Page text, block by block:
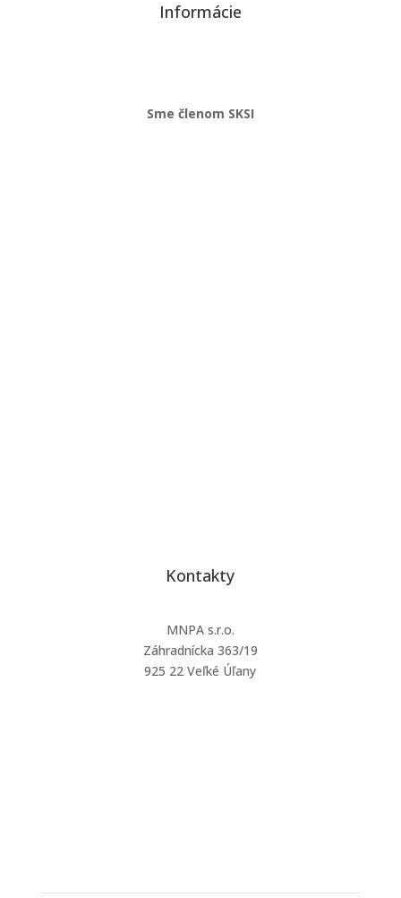
Informácie
Sme členom SKSI
Kontakty
MNPA s.r.o.
Záhradnícka 363/19
925 22 Veľké Úľany